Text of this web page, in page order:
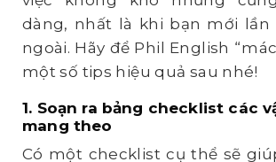
dàng, nhất là khi bạn mới lần
ngoài. Hãy để Phil English
một số tips hiệu quả sau nhé!
1. Soạn ra bảng checklist các
mang theo
Có một checklist cụ thể sẽ